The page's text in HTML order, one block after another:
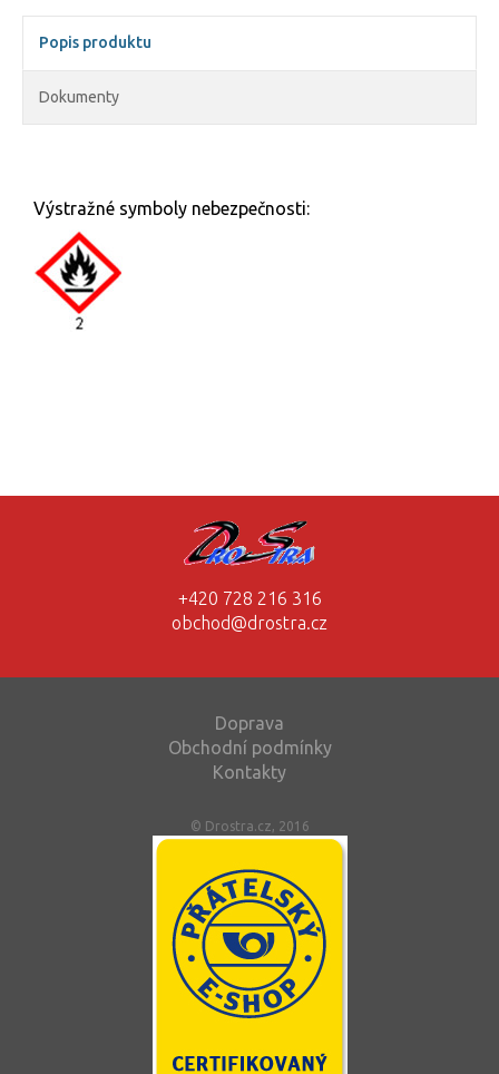
Popis produktu
Dokumenty
Výstražné symboly nebezpečnosti:
+420 728 216 316
obchod@drostra.cz
Doprava
Obchodní podmínky
Kontakty
© Drostra.cz, 2016